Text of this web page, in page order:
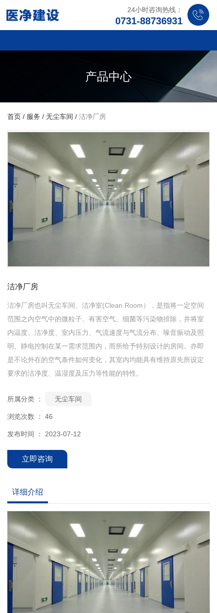
24小时咨询热线：
0731-88736931
产品中心
首页 / 服务 / 无尘车间 / 洁净厂房
洁净厂房
洁净厂房也叫无尘车间、洁净室(Clean Room），是指将一定空间
范围之内空气中的微粒子、有害空气、细菌等污染物排除，并将室
内温度、洁净度、室内压力、气流速度与气流分布、噪音振动及照
明、静电控制在某一需求范围内，而所给予特别设计的房间。亦即
是不论外在的空气条件如何变化，其室内均能具有维持原先所设定
要求的洁净度、温湿度及压力等性能的特性。
所属分类 ： 无尘车间
浏览次数 ： 46
发布时间 ： 2023-07-12
立即咨询
详细介绍